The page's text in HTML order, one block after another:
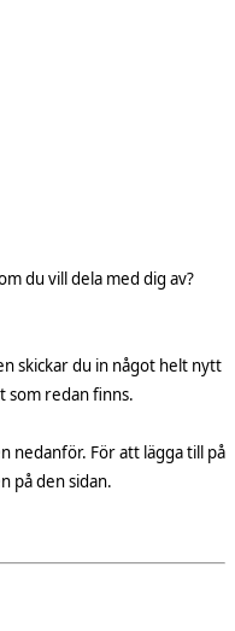
du vill dela med dig av?
skickar du in något helt nytt
som redan finns.
nedanför. För att lägga till på
på den sidan.